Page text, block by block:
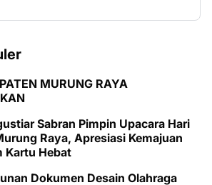
MURUNG RAYA
Sabran Pimpin Upacara Hari
Raya, Apresiasi Kemajuan
Kartu Hebat
Dokumen Desain Olahraga